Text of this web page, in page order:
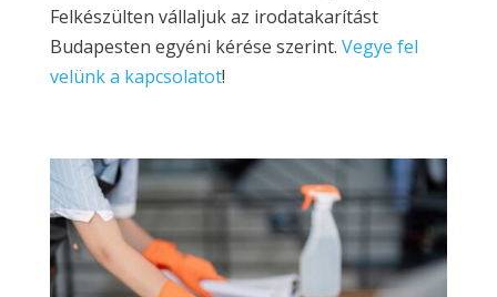
Felkészülten vállaljuk az irodatakarítást
Budapesten egyéni kérése szerint. Vegye fel
velünk a kapcsolatot!